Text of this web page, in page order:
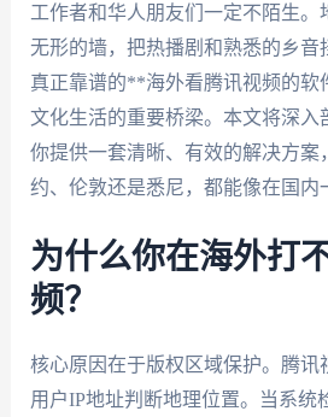
工作者和华人朋友们一定不陌生。
无形的墙，把热播剧和熟悉的乡音
真正靠谱的**海外看腾讯视频的软
文化生活的重要桥梁。本文将深入
你提供一套清晰、有效的解决方案
约、伦敦还是悉尼，都能像在国内
为什么你在海外打
频？
核心原因在于版权区域保护。腾讯
用户IP地址判断地理位置。当系统